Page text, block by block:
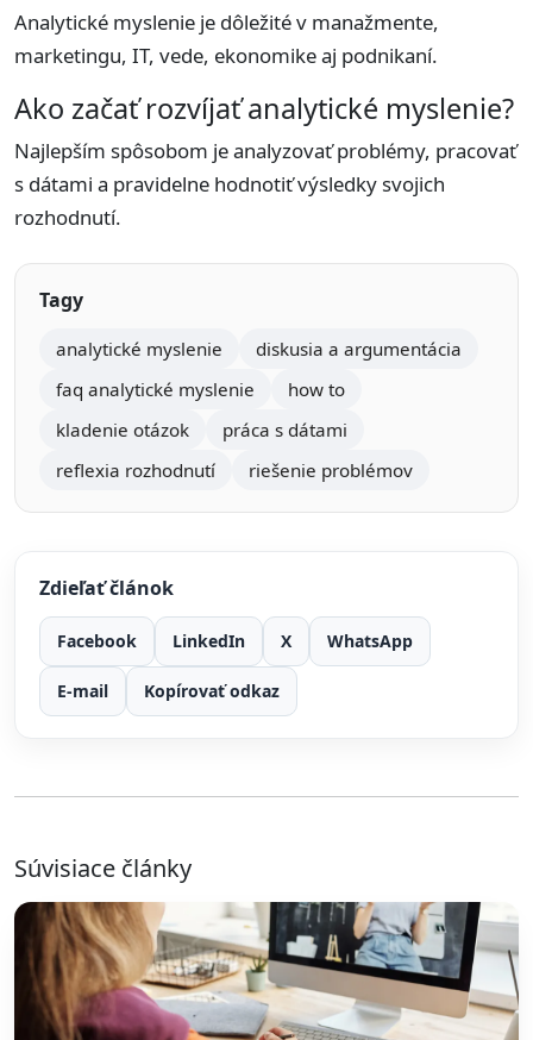
Analytické myslenie je dôležité v manažmente,
marketingu, IT, vede, ekonomike aj podnikaní.
Ako začať rozvíjať analytické myslenie?
Najlepším spôsobom je analyzovať problémy, pracovať
s dátami a pravidelne hodnotiť výsledky svojich
rozhodnutí.
Tagy
analytické myslenie
diskusia a argumentácia
faq analytické myslenie
how to
kladenie otázok
práca s dátami
reflexia rozhodnutí
riešenie problémov
Zdieľať článok
Facebook LinkedIn X WhatsApp
E-mail Kopírovať odkaz
Súvisiace články